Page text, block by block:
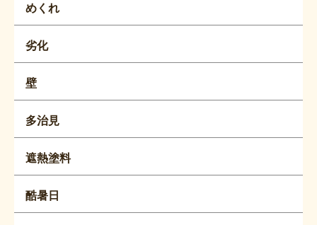
めくれ
劣化
壁
多治見
遮熱塗料
酷暑日